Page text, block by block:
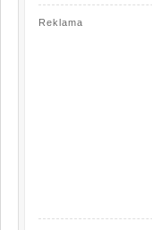
Reklama